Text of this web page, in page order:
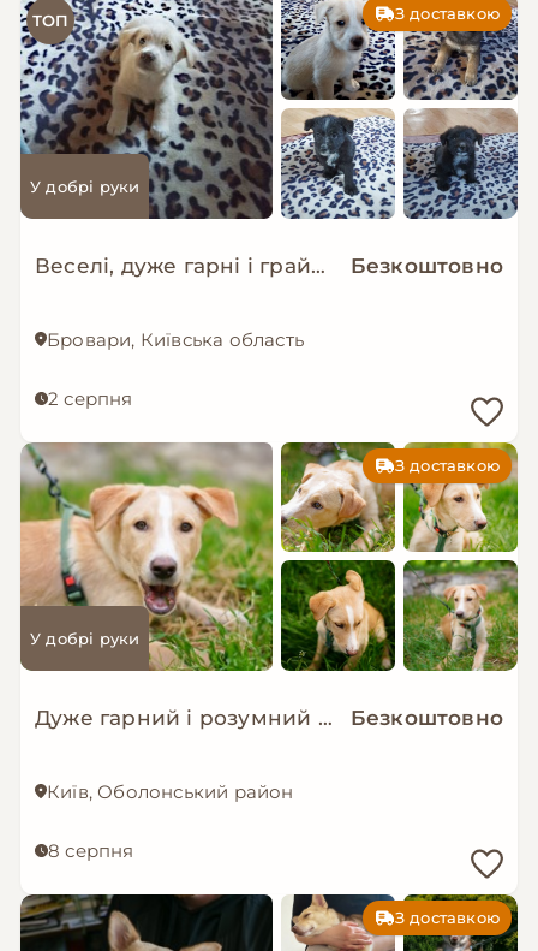
ТОП З доставкою
У добрі руки
Веселі, дуже гарні і грайливі цуценята шукають об'єкт для ощасливлення Безкоштовно
Бровари, Київська область
2 серпня
З доставкою
У добрі руки
Дуже гарний і розумний цуцик мріє про родину! Безкоштовно
Київ, Оболонський район
8 серпня
З доставкою